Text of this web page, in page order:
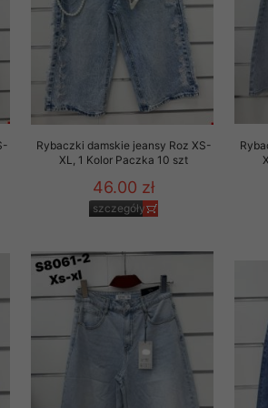
Rybaczki damskie jeansy Roz XS-
XL, 1 Kolor Paczka 10 szt
46.00 zł
szczegóły
prawa, w szczególności
U. Nr 133, poz. 883 z późn. zm.).
ich pełne bezpieczeństwo. Dostęp do
nam swoje dane osobowe ma pełną
też żądania usunięcia.
ani nie użycza zgromadzonych
zgodą lub na życzenie Klienta
z toczącymi się postępowaniami.
danych statystycznych o
i gustów. Klient w każdej chwili może
choć musi mieć świadomość, że w
w korzystaniu z oferty naszego
na temat: